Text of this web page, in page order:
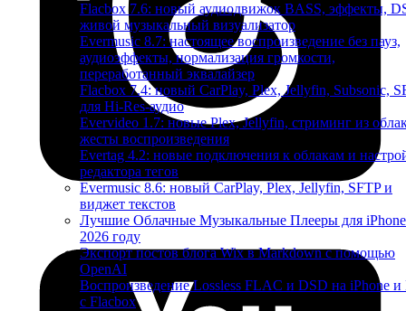
Flacbox 7.6: новый аудиодвижок BASS, эффекты,
живой музыкальный визуализатор
Evermusic 8.7: настоящее воспроизведение без пауз,
аудиоэффекты, нормализация громкости,
переработанный эквалайзер
Flacbox 7.4: новый CarPlay, Plex, Jellyfin, Subsonic,
для Hi-Res-аудио
Evervideo 1.7: новые Plex, Jellyfin, стриминг из
жесты воспроизведения
Evertag 4.2: новые подключения к облакам и
редактора тегов
Evermusic 8.6: новый CarPlay, Plex, Jellyfin, SFTP и
виджет текстов
Лучшие Облачные Музыкальные Плееры для
2026 году
Экспорт постов блога Wix в Markdown с помощью
OpenAI
Воспроизведение Lossless FLAC и DSD на iPhone и
с Flacbox